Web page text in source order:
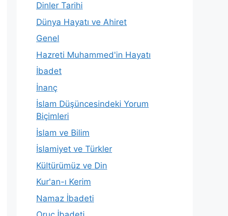
Dinler Tarihi
Dünya Hayatı ve Ahiret
Genel
Hazreti Muhammed'in Hayatı
İbadet
İnanç
İslam Düşüncesindeki Yorum
Biçimleri
İslam ve Bilim
İslamiyet ve Türkler
Kültürümüz ve Din
Kur'an-ı Kerim
Namaz İbadeti